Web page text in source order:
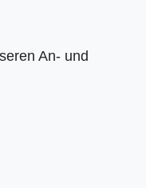
An- und